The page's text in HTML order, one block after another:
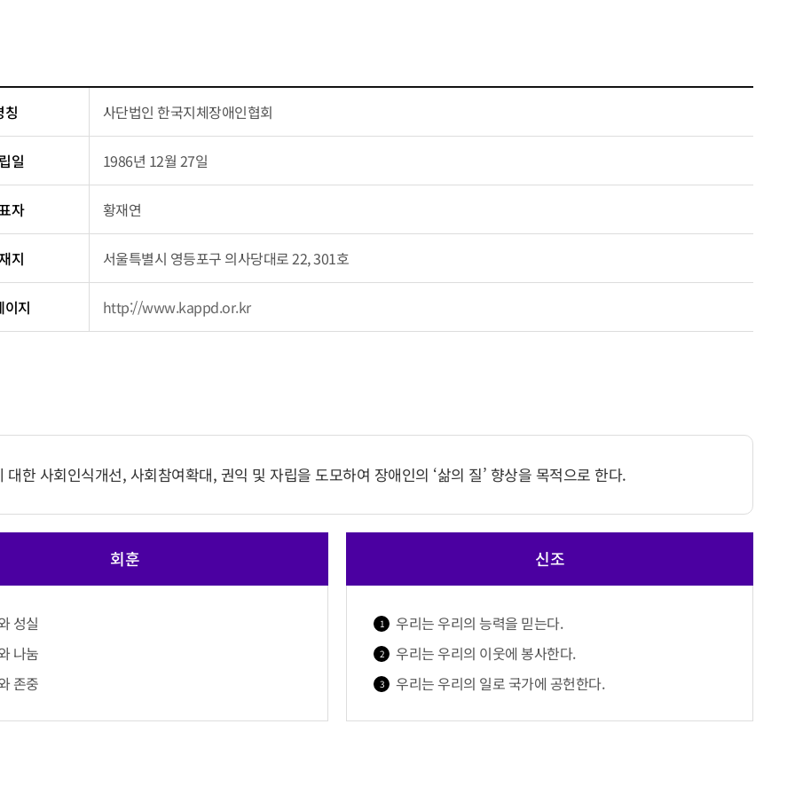
칭 사단법인 한국지체장애인협회
일 1986년 12월 27일
자 황재연
지 서울특별시 영등포구 의사당대로 22, 301호
이지 http://www.kappd.or.kr
대한 사회인식개선, 사회참여확대, 권익 및 자립을 도모하여 장애인의 ‘삶의 질’ 향상을 목적으로 한다.
회훈
성실
나눔
존중
신조
우리는 우리의 능력을 믿는다.
우리는 우리의 이웃에 봉사한다.
우리는 우리의 일로 국가에 공헌한다.